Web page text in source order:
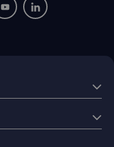
nous sur Twitter
: rejoignez-nous sur
fenêtre : rejoignez-nous
Nouvelle fenêtre :
Nouvelle fenêtre :